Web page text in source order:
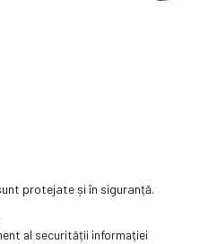
protejate și în siguranță.
al securității informației